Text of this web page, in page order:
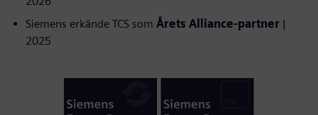
Siemens erkände TCS som Årets Alliance-partner |
2025